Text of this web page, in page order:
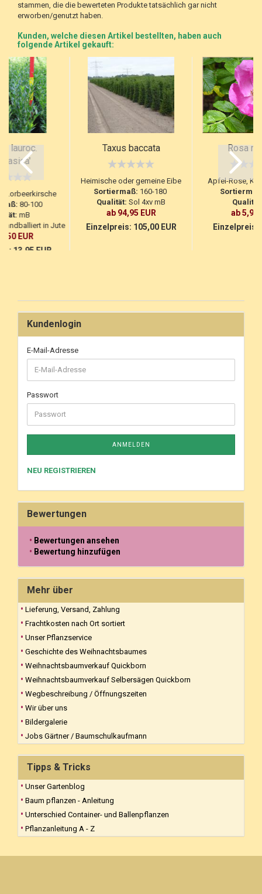
stammen, die die bewerteten Produkte tatsächlich gar nicht
erworben/genutzt haben.
Kunden, welche diesen Artikel bestellten, haben auch
folgende Artikel gekauft:
lauroc.
Lorbeerkirsche
80-100
mB
in Jute
EUR
13,95 EUR
Taxus baccata
Heimische oder gemeine Eibe
Sortiermaß: 160-180
Qualität: Sol 4xv mB
ab 94,95 EUR
Einzelpreis: 105,00 EUR
Rosa
Apfel-Rose,
Qualität:
ab 5,95
Einzelpreis:
Kundenlogin
E-Mail-Adresse
Passwort
ANMELDEN
NEU REGISTRIEREN
Bewertungen
Bewertungen ansehen
Bewertung hinzufügen
Mehr über
Lieferung, Versand, Zahlung
Frachtkosten nach Ort sortiert
Unser Pflanzservice
Geschichte des Weihnachtsbaumes
Weihnachtsbaumverkauf Quickborn
Weihnachtsbaumverkauf Selbersägen Quickborn
Wegbeschreibung / Öffnungszeiten
Wir über uns
Bildergalerie
Jobs Gärtner / Baumschulkaufmann
Tipps & Tricks
Unser Gartenblog
Baum pflanzen - Anleitung
Unterschied Container- und Ballenpflanzen
Pflanzanleitung A - Z